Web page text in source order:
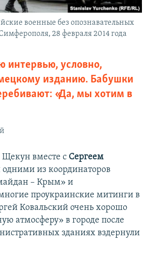
военные без опознавательных
28 февраля 2014 года
интервью, условно,
изданию. Бабушки
«Да, мы хотим в
Щекун вместе с Сергеем
из координаторов
– Крым» и
проукраинские митинги в
Ковальский очень хорошо
атмосферу» в городе после
зданиях вздернули